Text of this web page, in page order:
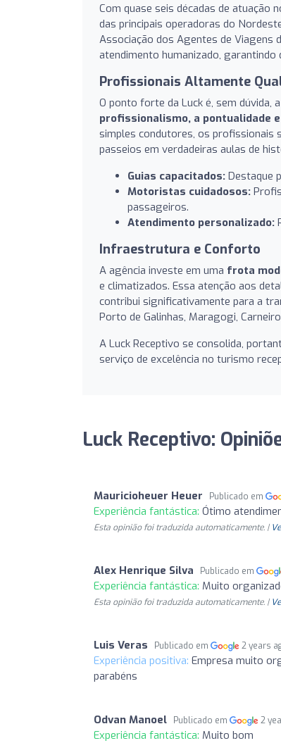
Com quase seis décadas de atuação
das principais operadoras do
Associação dos Agentes de Viagens
atendimento humanizado, garantindo
Profissionais Altamente
O ponto forte da Luck é, sem dúvida,
profissionalismo, a pontualidade
simples condutores, os profissionais
passeios em verdadeiras aulas de
Guias capacitados: Destaque
Motoristas cuidadosos:
passageiros.
Atendimento personalizado:
Infraestrutura e Conforto
A agência investe em uma frota
e climatizados. Essa atenção aos
contribui significativamente para a
Porto de Galinhas, Maragogi,
A Luck Receptivo se consolida,
serviço de excelência no turismo
Luck Receptivo:
Mauricioheuer Heuer Publicado em
Experiência fantástica: Ótimo
Esta opinião foi traduzida automaticamente. |
Alex Henrique Silva Publicado em
Experiência fantástica: Muito
Esta opinião foi traduzida automaticamente. |
Luis Veras Publicado em 2 years
Experiência positiva: Empresa muito
parabéns
Odvan Manoel Publicado em 2
Experiência fantástica: Muito bom